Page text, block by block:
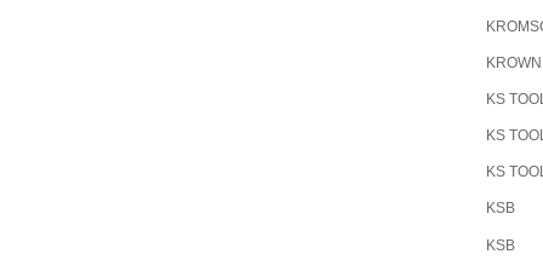
KROWN
KS
KS
KS
KSB
KSB